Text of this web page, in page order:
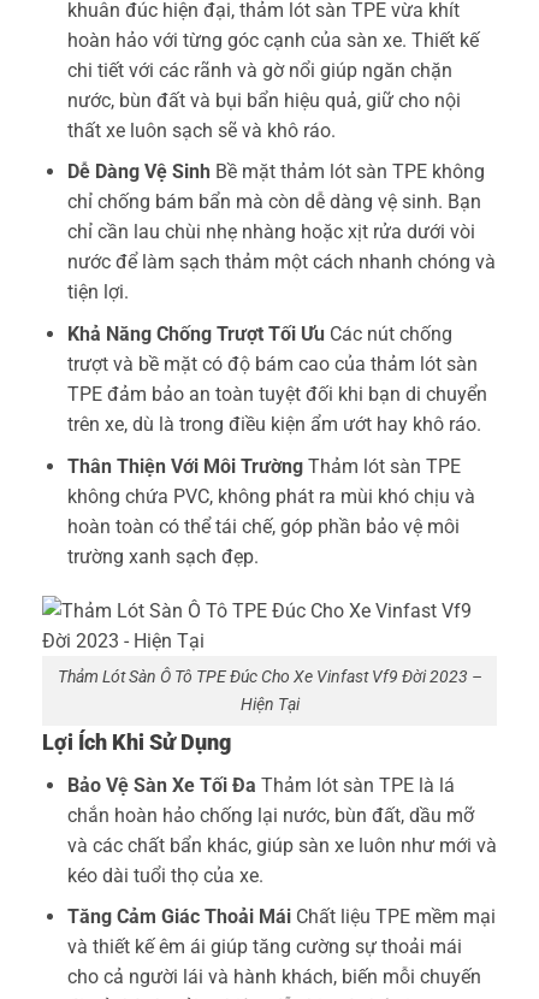
khuân đúc hiện đại, thảm lót sàn TPE vừa khít
hoàn hảo với từng góc cạnh của sàn xe. Thiết kế
chi tiết với các rãnh và gờ nổi giúp ngăn chặn
nước, bùn đất và bụi bẩn hiệu quả, giữ cho nội
thất xe luôn sạch sẽ và khô ráo.
Dễ Dàng Vệ Sinh Bề mặt thảm lót sàn TPE không
chỉ chống bám bẩn mà còn dễ dàng vệ sinh. Bạn
chỉ cần lau chùi nhẹ nhàng hoặc xịt rửa dưới vòi
nước để làm sạch thảm một cách nhanh chóng và
tiện lợi.
Khả Năng Chống Trượt Tối Ưu Các nút chống
trượt và bề mặt có độ bám cao của thảm lót sàn
TPE đảm bảo an toàn tuyệt đối khi bạn di chuyển
trên xe, dù là trong điều kiện ẩm ướt hay khô ráo.
Thân Thiện Với Môi TrườngThảm lót sàn TPE
không chứa PVC, không phát ra mùi khó chịu và
hoàn toàn có thể tái chế, góp phần bảo vệ môi
trường xanh sạch đẹp.
Thảm Lót Sàn Ô Tô TPE Đúc Cho Xe Vinfast Vf9 Đời 2023 –
Hiện Tại
Lợi Ích Khi Sử Dụng
Bảo Vệ Sàn Xe Tối Đa Thảm lót sàn TPE là lá
chắn hoàn hảo chống lại nước, bùn đất, dầu mỡ
và các chất bẩn khác, giúp sàn xe luôn như mới và
kéo dài tuổi thọ của xe.
Tăng Cảm Giác Thoải MáiChất liệu TPE mềm mại
và thiết kế êm ái giúp tăng cường sự thoải mái
cho cả người lái và hành khách, biến mỗi chuyến